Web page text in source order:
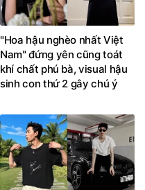
"Hoa hậu nghèo nhất Việt
Nam" đứng yên cũng toát
khí chất phú bà, visual hậu
sinh con thứ 2 gây chú ý